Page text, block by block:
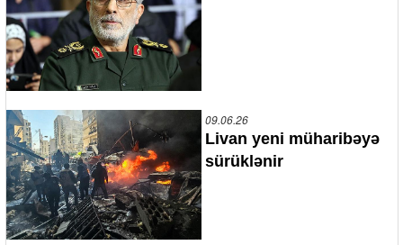
09.06.26
Livan yeni müharibəyə
sürüklənir